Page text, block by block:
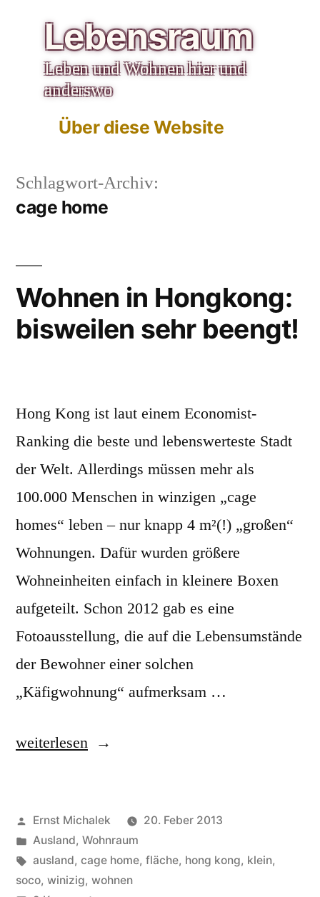
springen
Lebensraum
Leben und Wohnen hier und
anderswo
Über diese Website
Schlagwort-Archiv:
cage home
Wohnen in Hongkong:
bisweilen sehr beengt!
Hong Kong ist laut einem Economist-
Ranking die beste und lebenswerteste Stadt
der Welt. Allerdings müssen mehr als
100.000 Menschen in winzigen „cage
homes“ leben – nur knapp 4 m²(!) „großen“
Wohnungen. Dafür wurden größere
Wohneinheiten einfach in kleinere Boxen
aufgeteilt. Schon 2012 gab es eine
Fotoausstellung, die auf die Lebensumstände
der Bewohner einer solchen
„Käfigwohnung“ aufmerksam …
„Wohnen
bisweilen
sehr
beengt!“
weiterlesen
Veröffentlicht
von
Ernst Michalek
20. Feber 2013
Veröffentlicht
unter
Ausland, Wohnraum
Schlagwörter:
ausland, cage home, fläche, hong kong, klein,
soco, winizig, wohnen